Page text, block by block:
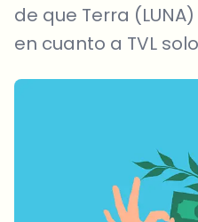
de que Terra
en cuanto a TVL